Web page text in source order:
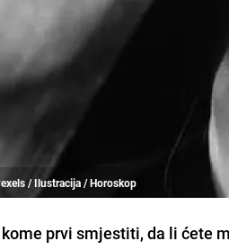
/ Ilustracija / Horoskop
kome prvi smjestiti, da li ćete